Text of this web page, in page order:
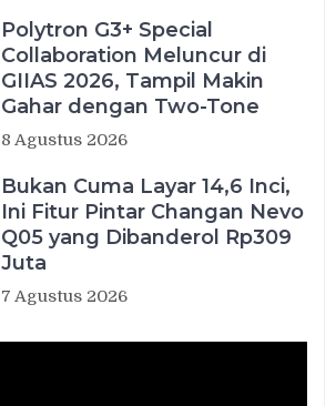
Polytron G3+ Special
Collaboration Meluncur di
GIIAS 2026, Tampil Makin
Gahar dengan Two-Tone
8 Agustus 2026
Bukan Cuma Layar 14,6 Inci,
Ini Fitur Pintar Changan Nevo
Q05 yang Dibanderol Rp309
Juta
7 Agustus 2026